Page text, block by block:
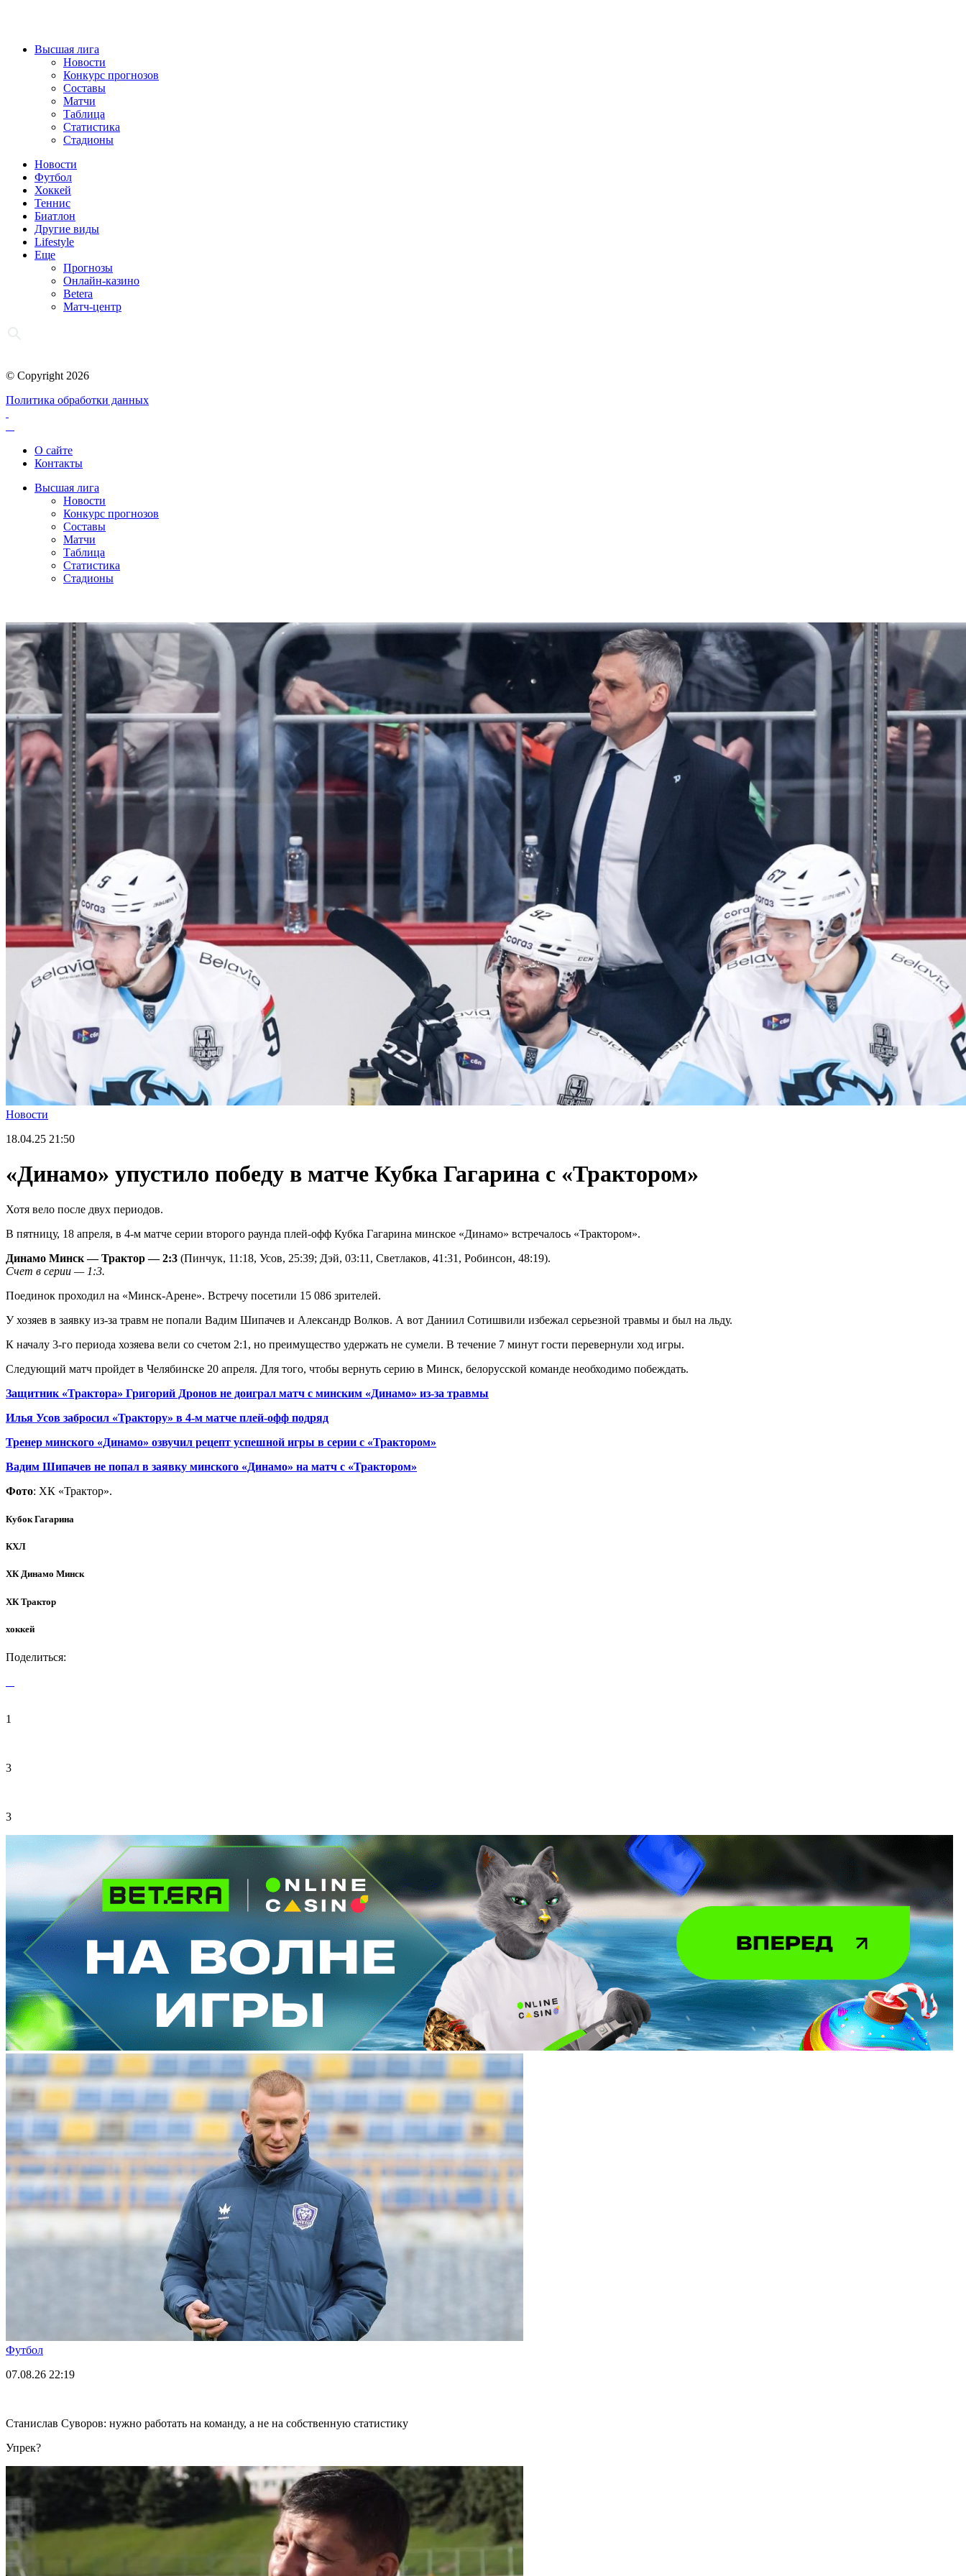
Высшая лига
Новости
Конкурс прогнозов
Составы
Матчи
Таблица
Статистика
Стадионы
Новости
Футбол
Хоккей
Теннис
Биатлон
Другие виды
Lifestyle
Еще
Прогнозы
Онлайн-казино
Betera
Матч-центр
© Copyright 2026
Политика обработки данных
О сайте
Контакты
Высшая лига
Новости
Конкурс прогнозов
Составы
Матчи
Таблица
Статистика
Стадионы
Новости
18.04.25 21:50
«Динамо» упустило победу в матче Кубка Гагарина с «Трактором»
Хотя вело после двух периодов.
В пятницу, 18 апреля, в 4-м матче серии второго раунда плей-офф Кубка Гагарина минское «Динамо» встречалось «Трактором».
Динамо Минск — Трактор — 2:3 (Пинчук, 11:18, Усов, 25:39; Дэй, 03:11, Светлаков, 41:31, Робинсон, 48:19).
Счет в серии — 1:3.
Поединок проходил на «Минск-Арене». Встречу посетили 15 086 зрителей.
У хозяев в заявку из-за травм не попали Вадим Шипачев и Александр Волков. А вот Даниил Сотишвили избежал серьезной травмы и был на льду.
К началу 3-го периода хозяева вели со счетом 2:1, но преимущество удержать не сумели. В течение 7 минут гости перевернули ход игры.
Следующий матч пройдет в Челябинске 20 апреля. Для того, чтобы вернуть серию в Минск, белорусской команде необходимо побеждать.
Защитник «Трактора» Григорий Дронов не доиграл матч с минским «Динамо» из-за травмы
Илья Усов забросил «Трактору» в 4-м матче плей-офф подряд
Тренер минского «Динамо» озвучил рецепт успешной игры в серии с «Трактором»
Вадим Шипачев не попал в заявку минского «Динамо» на матч с «Трактором»
Фото: ХК «Трактор».
Кубок Гагарина
КХЛ
ХК Динамо Минск
ХК Трактор
хоккей
Поделиться:
1
3
3
Футбол
07.08.26 22:19
Станислав Суворов: нужно работать на команду, а не на собственную статистику
Упрек?